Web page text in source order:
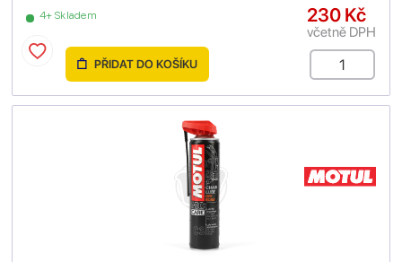
4+ Skladem 230 Kč
včetně DPH
PŘIDAT DO KOŠÍKU